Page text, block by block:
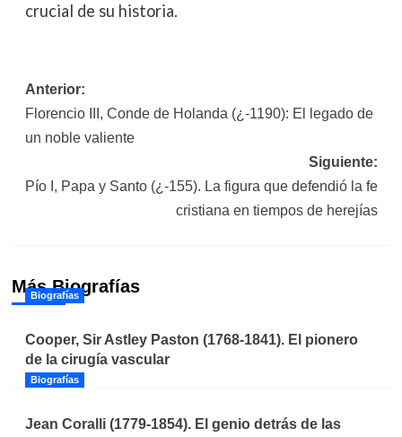
crucial de su historia.
Navegación
de
Anterior:
Florencio III, Conde de Holanda (¿-1190): El legado de
un noble valiente
Siguiente:
Pío I, Papa y Santo (¿-155). La figura que defendió la fe
cristiana en tiempos de herejías
Más Biografías
Biografías
Cooper, Sir Astley Paston (1768-1841). El pionero
de la cirugía vascular
Biografías
Jean Coralli (1779-1854). El genio detrás de las